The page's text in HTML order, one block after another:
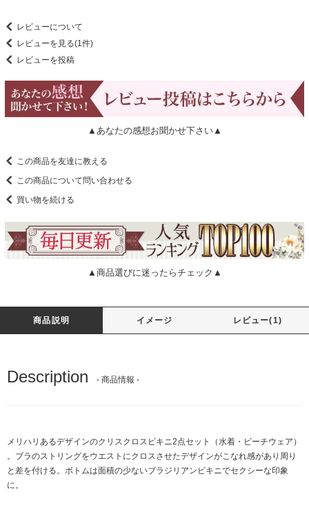
レビューについて
レビューを見る(1件)
レビューを投稿
▲あなたの感想お聞かせ下さい▲
この商品を友達に教える
この商品について問い合わせる
買い物を続ける
▲商品選びに迷ったらチェック▲
商品説明 イメージ レビュー(1)
Description - 商品情報 -
メリハリあるデザインのクリスクロスビキニ2点セット（水着・ビーチウェア）
。ブラのストリングをウエストにクロスさせたデザインがこなれ感があり周り
と差を付ける。ボトムは面積の少ないブラジリアンビキニでセクシーな印象
に。